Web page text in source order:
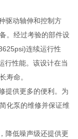
驱动轴伸和控制方
。经过考验的部件设
连续运行性
行性能。该设计在当
寿命。
提供更多的便利。为
化泵的维修并保证维
降低噪声级还提供更